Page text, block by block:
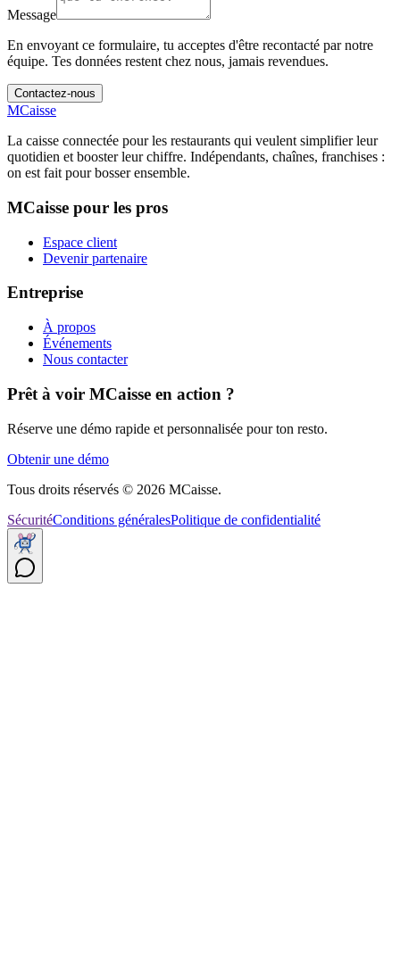
Message
En envoyant ce formulaire, tu acceptes d'être recontacté par notre
équipe. Tes données restent chez nous, jamais revendues.
Contactez-nous
MCaisse
La caisse connectée pour les restaurants qui veulent simplifier leur
quotidien et booster leur chiffre. Indépendants, chaînes, franchises :
on est fait pour bosser ensemble.
MCaisse pour les pros
Espace client
Devenir partenaire
Entreprise
À propos
Événements
Nous contacter
Prêt à voir MCaisse en action ?
Réserve une démo rapide et personnalisée pour ton resto.
Obtenir une démo
Tous droits réservés © 2026 MCaisse.
SécuritéConditions généralesPolitique de confidentialité